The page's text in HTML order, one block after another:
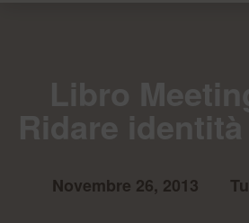
Novembre 26, 2013